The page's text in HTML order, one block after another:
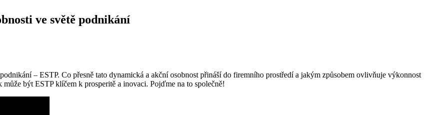
ve světě podnikání
– ESTP. Co přesně tato dynamická a akční osobnost přináší do firemního prostředí a jakým způsobem ovlivňuje výkonnost
být ESTP klíčem k prosperitě a inovaci. Pojďme na to společně!